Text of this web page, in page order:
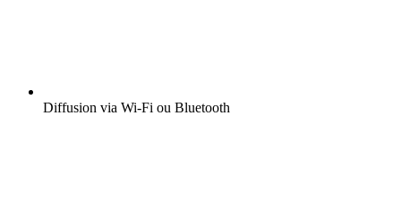
Diffusion via Wi-Fi ou Bluetooth